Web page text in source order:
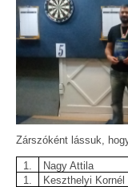
Zárszóként lássuk,
1. Nagy Attila
1.
Keszthelyi Kornél